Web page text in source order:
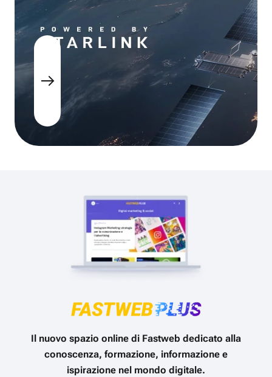
Il nuovo spazio online di Fastweb dedicato alla
conoscenza, formazione, informazione e
ispirazione nel mondo digitale.